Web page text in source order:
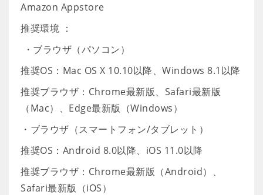
Amazon Appstore
推奨環境 ：
・ブラウザ（パソコン）
推奨OS：Mac OS X 10.10以降、Windows 8.1以降
推奨ブラウザ：Chrome最新版、Safari最新版
（Mac）、Edge最新版（Windows）
・ブラウザ（スマートフォン/タブレット）
推奨OS：Android 8.0以降、iOS 11.0以降
推奨ブラウザ：Chrome最新版（Android）、
Safari最新版（iOS）